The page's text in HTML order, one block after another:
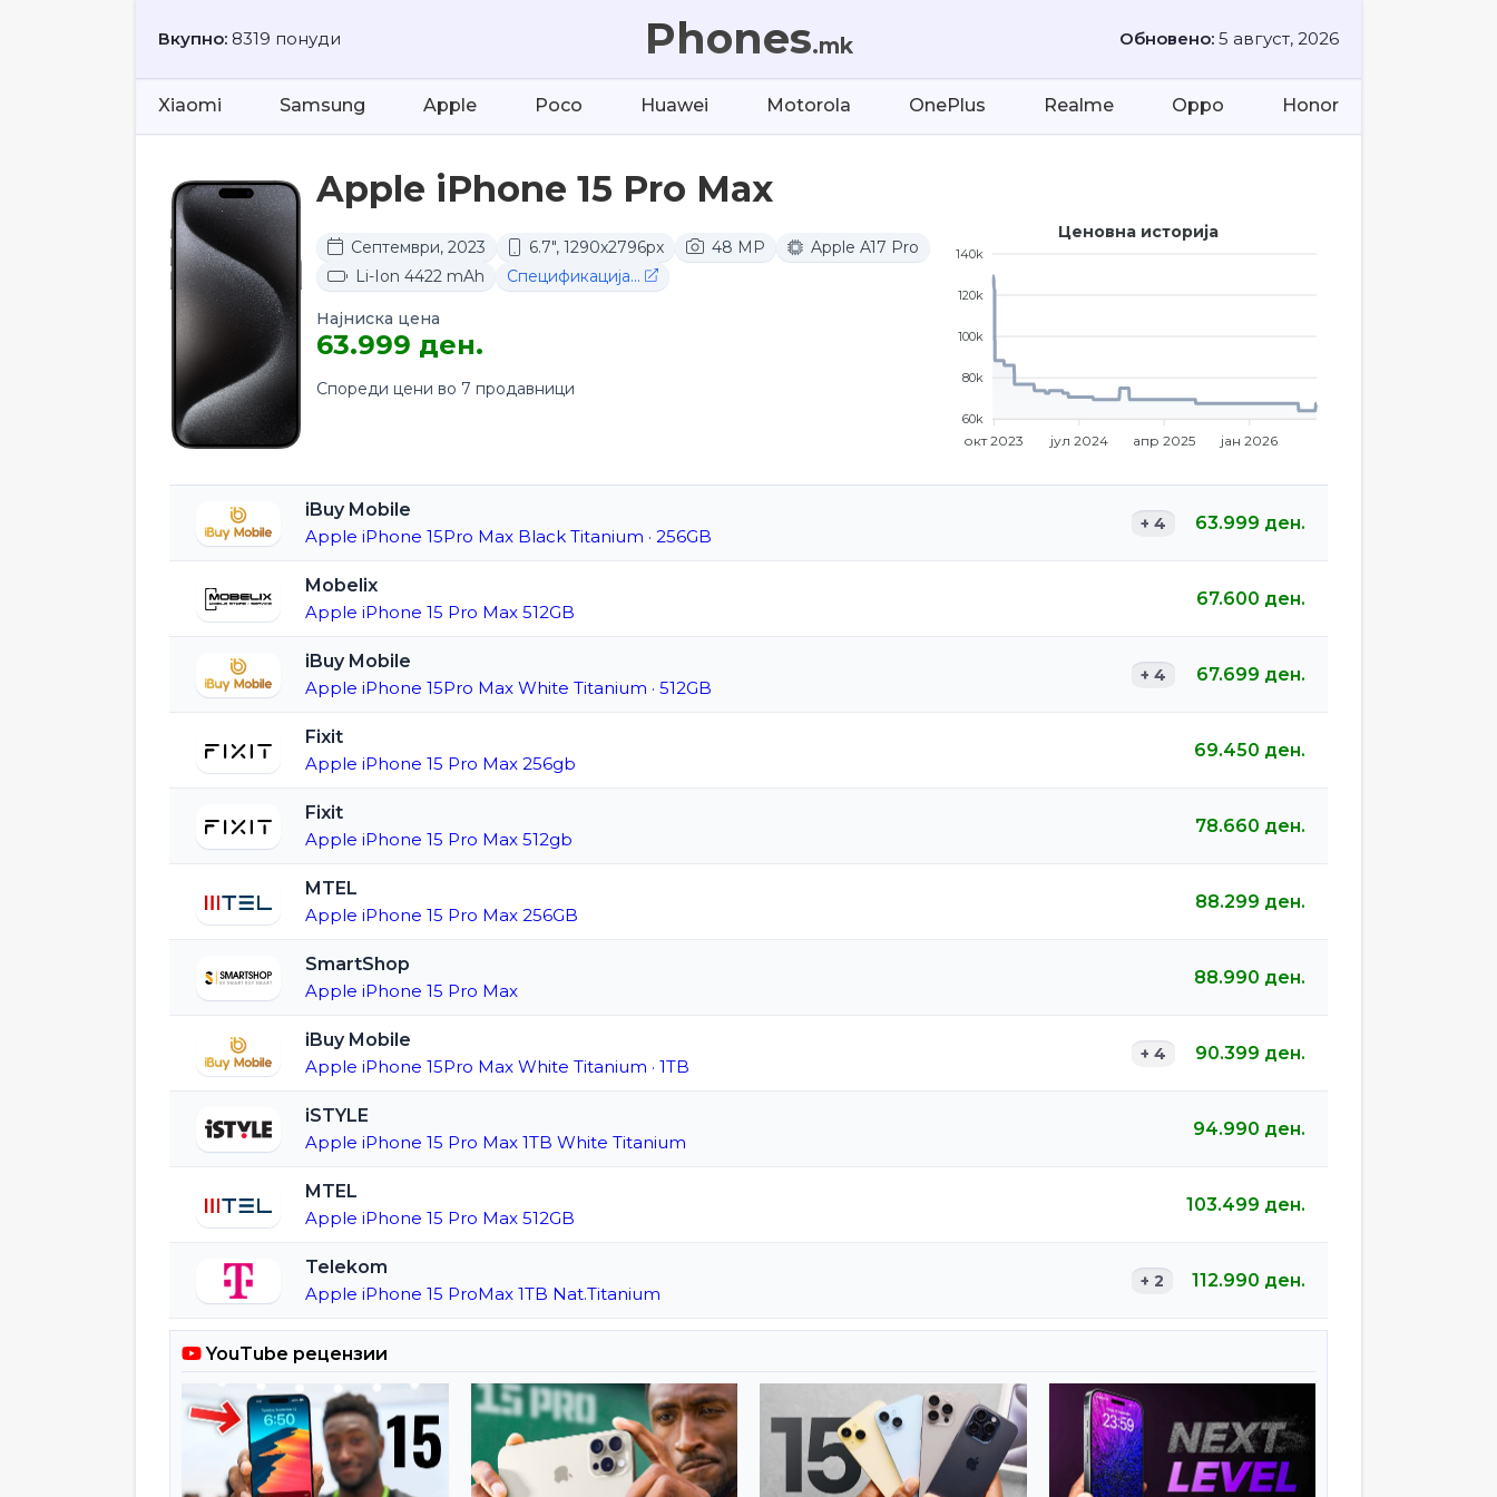
Вкупно: 8319 понуди Phones.mk Обновено: 5 август, 2026
Xiaomi Samsung Apple Poco Huawei Motorola OnePlus Realme Oppo Honor
Apple iPhone 15 Pro Max
Септември, 2023 6.7", 1290x2796px 48 MP
Apple A17 Pro
Li-Ion 4422 mAh
Спецификација...
Најниска цена
63.999 ден.
Спореди цени во 7 продавници
Ценовна историја
140k
120k
100k
80k
60k
окт 2023 јул 2024 апр 2025 јан 2026
iBuy Mobile
Apple iPhone 15Pro Max Black Titanium · 256GB
Mobelix
Apple iPhone 15 Pro Max 512GB
iBuy Mobile
Apple iPhone 15Pro Max White Titanium · 512GB
Fixit
Apple iPhone 15 Pro Max 256gb
Fixit
Apple iPhone 15 Pro Max 512gb
MTEL
Apple iPhone 15 Pro Max 256GB
SmartShop
Apple iPhone 15 Pro Max
iBuy Mobile
Apple iPhone 15Pro Max White Titanium · 1TB
iSTYLE
Apple iPhone 15 Pro Max 1TB White Titanium
MTEL
Apple iPhone 15 Pro Max 512GB
Telekom
Apple iPhone 15 ProMax 1TB Nat.Titanium
+ 4
+ 4
+ 4
+ 2
63.999 ден.
67.600 ден.
67.699 ден.
69.450 ден.
78.660 ден.
88.299 ден.
88.990 ден.
90.399 ден.
94.990 ден.
103.499 ден.
112.990 ден.
YouTube рецензии